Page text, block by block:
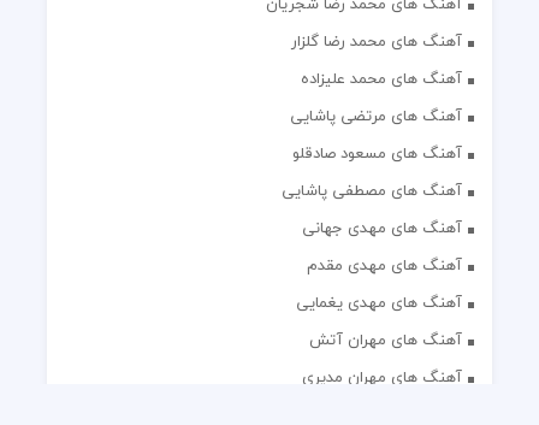
آهنگ های محمد رضا گلزار
آهنگ های محمد علیزاده
آهنگ های مرتضی پاشایی
آهنگ های مسعود صادقلو
آهنگ های مصطفی پاشایی
آهنگ های مهدی جهانی
آهنگ های مهدی مقدم
آهنگ های مهدی یغمایی
آهنگ های مهران آتش
آهنگ های مهران مدیری